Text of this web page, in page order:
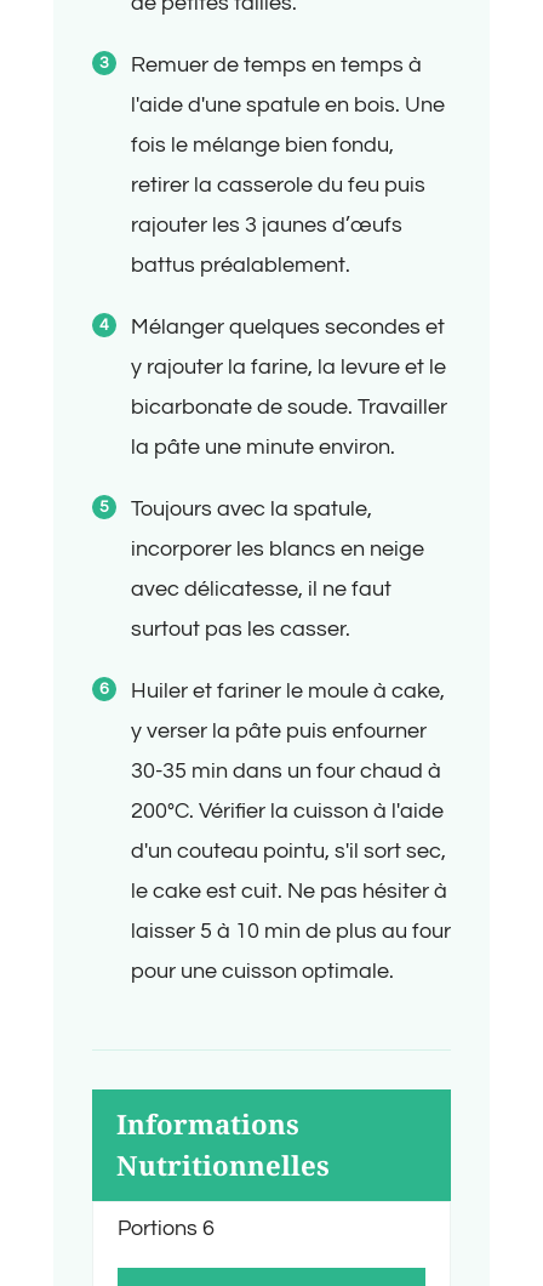
Remuer de temps en temps à
l'aide d'une spatule en bois. Une
fois le mélange bien fondu,
retirer la casserole du feu puis
rajouter les 3 jaunes d’œufs
battus préalablement.
Mélanger quelques secondes et
y rajouter la farine, la levure et le
bicarbonate de soude. Travailler
la pâte une minute environ.
Toujours avec la spatule,
incorporer les blancs en neige
avec délicatesse, il ne faut
surtout pas les casser.
Huiler et fariner le moule à cake,
y verser la pâte puis enfourner
30-35 min dans un four chaud à
200°C. Vérifier la cuisson à l'aide
d'un couteau pointu, s'il sort sec,
le cake est cuit. Ne pas hésiter à
laisser 5 à 10 min de plus au four
pour une cuisson optimale.
Informations
Nutritionnelles
Portions 6